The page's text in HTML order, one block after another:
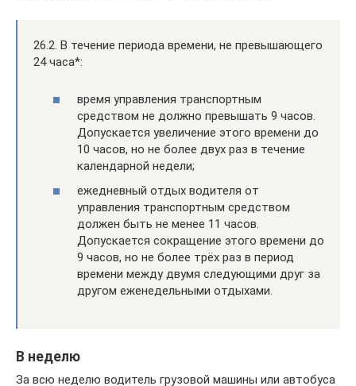
26.2. В течение периода времени, не превышающего
24 часа*:
время управления транспортным
средством не должно превышать 9 часов.
Допускается увеличение этого времени до
10 часов, но не более двух раз в течение
календарной недели;
ежедневный отдых водителя от
управления транспортным средством
должен быть не менее 11 часов.
Допускается сокращение этого времени до
9 часов, но не более трёх раз в период
времени между двумя следующими друг за
другом еженедельными отдыхами.
В неделю
За всю неделю водитель грузовой машины или автобуса